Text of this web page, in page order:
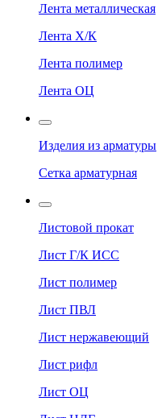
Лента металлическая
Лента Х/К
Лента полимер
Лента ОЦ
Изделия из арматуры
Сетка арматурная
Листовой прокат
Лист Г/К ИСС
Лист полимер
Лист ПВЛ
Лист нержавеющий
Лист рифл
Лист ОЦ